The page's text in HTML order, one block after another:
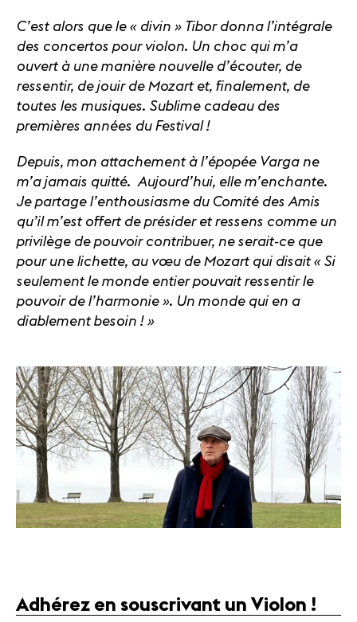
C’est alors que le « divin » Tibor donna l’intégrale
des concertos pour violon. Un choc qui m’a
ouvert à une manière nouvelle d’écouter, de
ressentir, de jouir de Mozart et, finalement, de
toutes les musiques. Sublime cadeau des
premières années du Festival !
Depuis, mon attachement à l’épopée Varga ne
m’a jamais quitté. Aujourd’hui, elle m’enchante.
Je partage l’enthousiasme du Comité des Amis
qu’il m’est offert de présider et ressens comme un
privilège de pouvoir contribuer, ne serait-ce que
pour une lichette, au vœu de Mozart qui disait « Si
seulement le monde entier pouvait ressentir le
pouvoir de l’harmonie ». Un monde qui en a
diablement besoin ! »
Adhérez en souscrivant un Violon !